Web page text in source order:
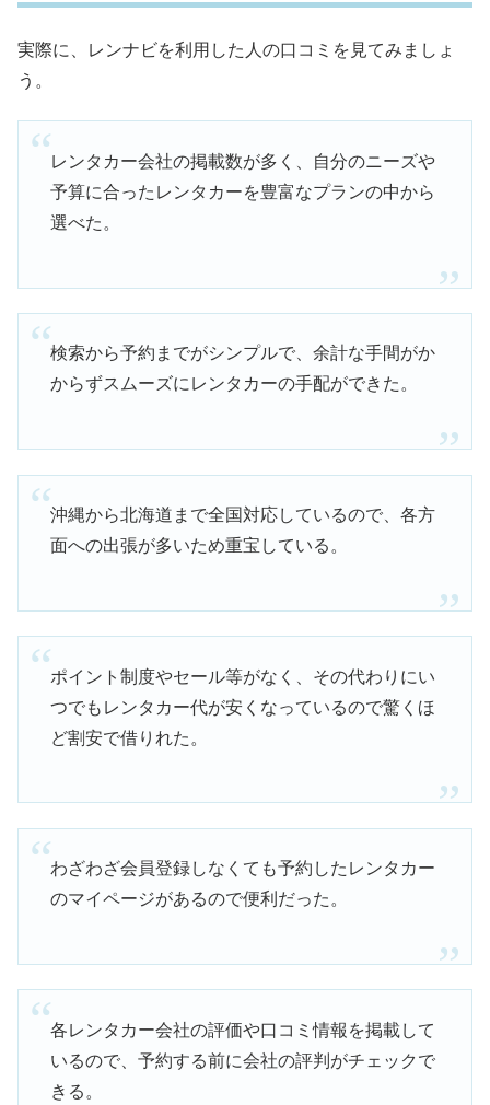
実際に、レンナビを利用した人の口コミを見てみましょ
う。
レンタカー会社の掲載数が多く、自分のニーズや
予算に合ったレンタカーを豊富なプランの中から
選べた。
検索から予約までがシンプルで、余計な手間がか
からずスムーズにレンタカーの手配ができた。
沖縄から北海道まで全国対応しているので、各方
面への出張が多いため重宝している。
ポイント制度やセール等がなく、その代わりにい
つでもレンタカー代が安くなっているので驚くほ
ど割安で借りれた。
わざわざ会員登録しなくても予約したレンタカー
のマイページがあるので便利だった。
各レンタカー会社の評価や口コミ情報を掲載して
いるので、予約する前に会社の評判がチェックで
きる。